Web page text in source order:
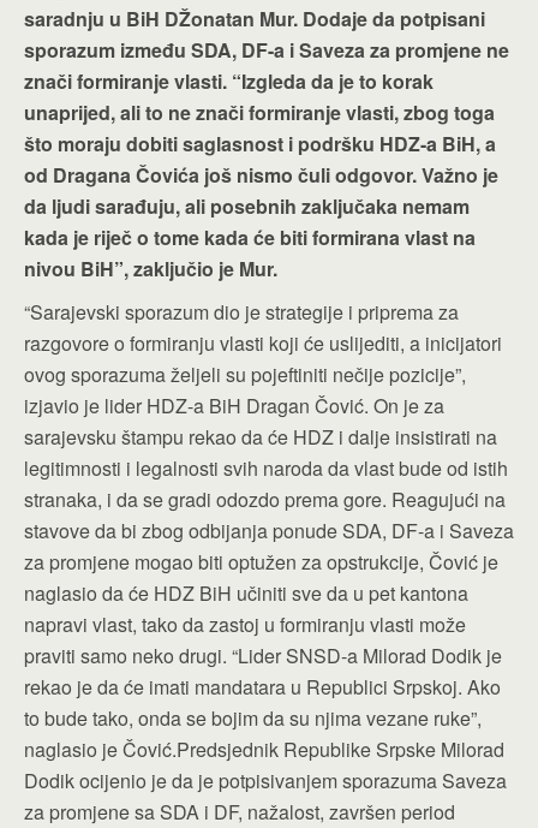
saradnju u BiH DŽonatan Mur. Dodaje da potpisani
sporazum između SDA, DF-a i Saveza za promjene ne
znači formiranje vlasti. “Izgleda da je to korak
unaprijed, ali to ne znači formiranje vlasti, zbog toga
što moraju dobiti saglasnost i podršku HDZ-a BiH, a
od Dragana Čovića još nismo čuli odgovor. Važno je
da ljudi sarađuju, ali posebnih zaključaka nemam
kada je riječ o tome kada će biti formirana vlast na
nivou BiH”, zaključio je Mur.
“Sarajevski sporazum dio je strategije i priprema za
razgovore o formiranju vlasti koji će uslijediti, a inicijatori
ovog sporazuma željeli su pojeftiniti nečije pozicije”,
izjavio je lider HDZ-a BiH Dragan Čović. On je za
sarajevsku štampu rekao da će HDZ i dalje insistirati na
legitimnosti i legalnosti svih naroda da vlast bude od istih
stranaka, i da se gradi odozdo prema gore. Reagujući na
stavove da bi zbog odbijanja ponude SDA, DF-a i Saveza
za promjene mogao biti optužen za opstrukcije, Čović je
naglasio da će HDZ BiH učiniti sve da u pet kantona
napravi vlast, tako da zastoj u formiranju vlasti može
praviti samo neko drugi. “Lider SNSD-a Milorad Dodik je
rekao je da će imati mandatara u Republici Srpskoj. Ako
to bude tako, onda se bojim da su njima vezane ruke”,
naglasio je Čović.Predsjednik Republike Srpske Milorad
Dodik ocijenio je da je potpisivanjem sporazuma Saveza
za promjene sa SDA i DF, nažalost, završen period